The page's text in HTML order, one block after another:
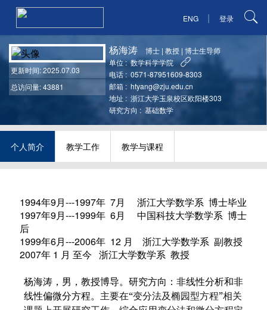
ENG | 登录
更新时间: 2025.07.03
总访问量: 43881
杨海涛 博士 |教授 |博士生导师
单位 : 数学科学学院
电话 : 0571-87951609-8303
邮箱 : htyang@zju.edu.cn
地址 : 浙江大学玉泉校区欧阳楼303
研究方向 : 基础数学
个人简介 教学工作 教学与课程
1994年9月 ---1997年 7月 浙江大学数学系 博士毕业
1997年9月 ---1999年 6月 中国科技大学数学系 博士
后
1999年6月 ---2006年 12 月 浙江大学数学系 副教授
2007年 1 月 至今 浙江大学数学系 教授
杨海涛，男，教授博导。研究方向：非线性分析和非
线性偏微分方程。 主要在“变分法及椭园型方程”相关